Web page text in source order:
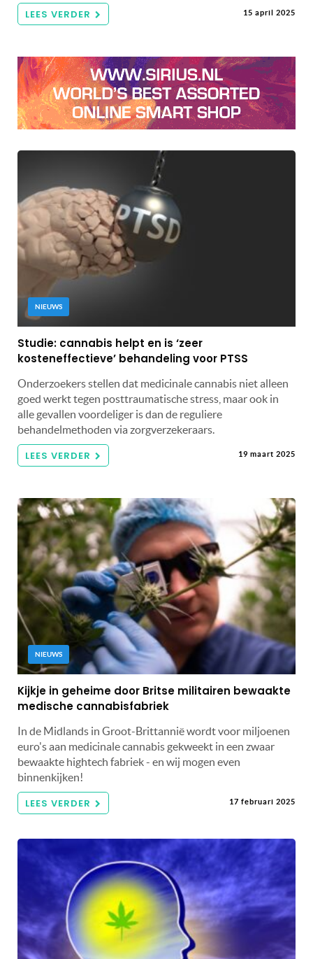
LEES VERDER 15 april 2025
NIEUWS
Studie: cannabis helpt en is ‘zeer
kosteneffectieve’ behandeling voor PTSS
Onderzoekers stellen dat medicinale cannabis niet alleen
goed werkt tegen posttraumatische stress, maar ook in
alle gevallen voordeliger is dan de reguliere
behandelmethoden via zorgverzekeraars.
LEES VERDER 19 maart 2025
NIEUWS
Kijkje in geheime door Britse militairen bewaakte
medische cannabisfabriek
In de Midlands in Groot-Brittannië wordt voor miljoenen
euro's aan medicinale cannabis gekweekt in een zwaar
bewaakte hightech fabriek - en wij mogen even
binnenkijken!
LEES VERDER 17 februari 2025